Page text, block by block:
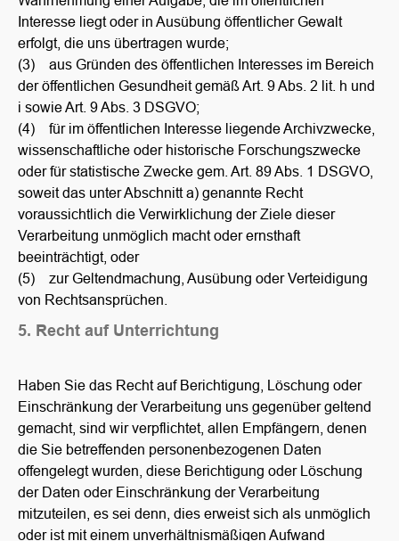
Interesse liegt oder in Ausübung öffentlicher Gewalt
erfolgt, die uns übertragen wurde;
(3) aus Gründen des öffentlichen Interesses im Bereich
der öffentlichen Gesundheit gemäß Art. 9 Abs. 2 lit. h und
i sowie Art. 9 Abs. 3 DSGVO;
(4) für im öffentlichen Interesse liegende Archivzwecke,
wissenschaftliche oder historische Forschungszwecke
oder für statistische Zwecke gem. Art. 89 Abs. 1 DSGVO,
soweit das unter Abschnitt a) genannte Recht
voraussichtlich die Verwirklichung der Ziele dieser
Verarbeitung unmöglich macht oder ernsthaft
beeinträchtigt, oder
(5) zur Geltendmachung, Ausübung oder Verteidigung
von Rechtsansprüchen.
5. Recht auf Unterrichtung
Haben Sie das Recht auf Berichtigung, Löschung oder
Einschränkung der Verarbeitung uns gegenüber geltend
gemacht, sind wir verpflichtet, allen Empfängern, denen
die Sie betreffenden personenbezogenen Daten
offengelegt wurden, diese Berichtigung oder Löschung
der Daten oder Einschränkung der Verarbeitung
mitzuteilen, es sei denn, dies erweist sich als unmöglich
oder ist mit einem unverhältnismäßigen Aufwand